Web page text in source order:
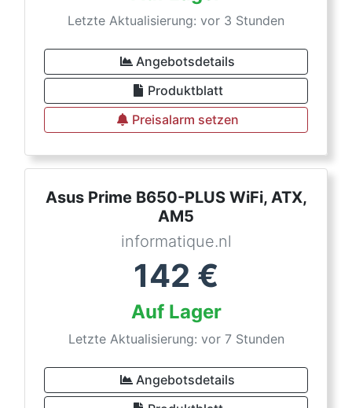
Letzte Aktualisierung: vor 3 Stunden
Angebotsdetails
Produktblatt
Preisalarm setzen
Asus Prime B650-PLUS WiFi, ATX,
AM5
informatique.nl
142 €
Auf Lager
Letzte Aktualisierung: vor 7 Stunden
Angebotsdetails